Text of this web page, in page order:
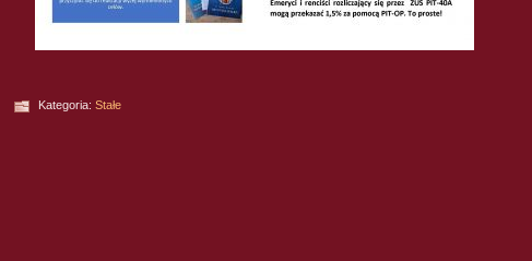
Kategoria: Stałe